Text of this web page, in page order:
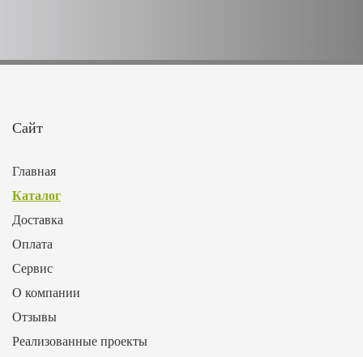
Сайт
Главная
Каталог
Доставка
Оплата
Сервис
О компании
Отзывы
Реализованные проекты